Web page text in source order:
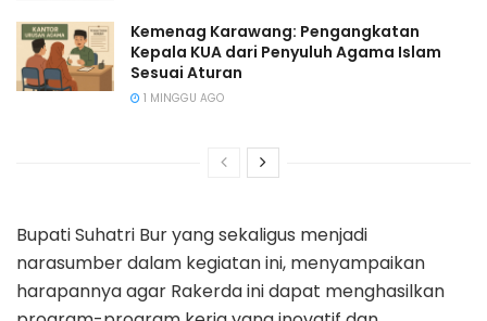
Kemenag Karawang: Pengangkatan
Kepala KUA dari Penyuluh Agama Islam
Sesuai Aturan
1 MINGGU AGO
Bupati Suhatri Bur yang sekaligus menjadi
narasumber dalam kegiatan ini, menyampaikan
harapannya agar Rakerda ini dapat menghasilkan